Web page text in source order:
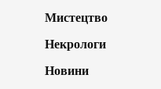
Мистецтво
Некрологи
Новини